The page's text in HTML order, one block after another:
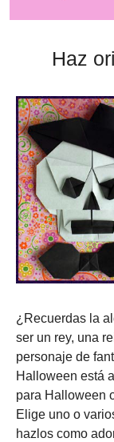
Haz
¿Recuerdas la
ser un rey, una
personaje de
Halloween está
para Halloween
Elige uno o
hazlos como